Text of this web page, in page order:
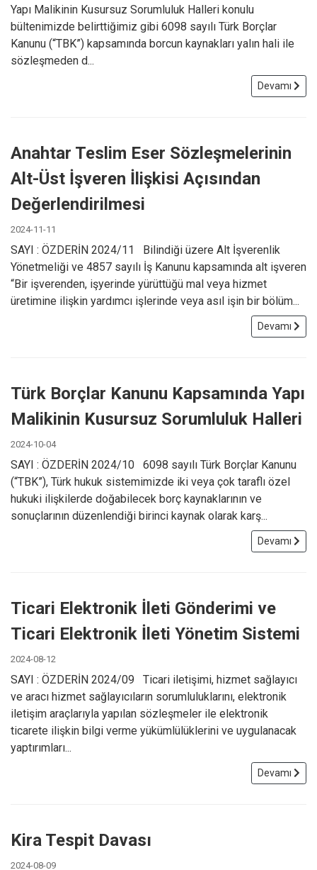
Yapı Malikinin Kusursuz Sorumluluk Halleri konulu
bültenimizde belirttiğimiz gibi 6098 sayılı Türk Borçlar
Kanunu (“TBK”) kapsamında borcun kaynakları yalın hali ile
sözleşmeden d...
Devamı
Anahtar Teslim Eser Sözleşmelerinin
Alt-Üst İşveren İlişkisi Açısından
Değerlendirilmesi
2024-11-11
SAYI : ÖZDERİN 2024/11 Bilindiği üzere Alt İşverenlik
Yönetmeliği ve 4857 sayılı İş Kanunu kapsamında alt işveren
“Bir işverenden, işyerinde yürüttüğü mal veya hizmet
üretimine ilişkin yardımcı işlerinde veya asıl işin bir bölüm...
Devamı
Türk Borçlar Kanunu Kapsamında Yapı
Malikinin Kusursuz Sorumluluk Halleri
2024-10-04
SAYI : ÖZDERİN 2024/10 6098 sayılı Türk Borçlar Kanunu
(“TBK”), Türk hukuk sistemimizde iki veya çok taraflı özel
hukuki ilişkilerde doğabilecek borç kaynaklarının ve
sonuçlarının düzenlendiği birinci kaynak olarak karş...
Devamı
Ticari Elektronik İleti Gönderimi ve
Ticari Elektronik İleti Yönetim Sistemi
2024-08-12
SAYI : ÖZDERİN 2024/09 Ticari iletişimi, hizmet sağlayıcı
ve aracı hizmet sağlayıcıların sorumluluklarını, elektronik
iletişim araçlarıyla yapılan sözleşmeler ile elektronik
ticarete ilişkin bilgi verme yükümlülüklerini ve uygulanacak
yaptırımları...
Devamı
Kira Tespit Davası
2024-08-09